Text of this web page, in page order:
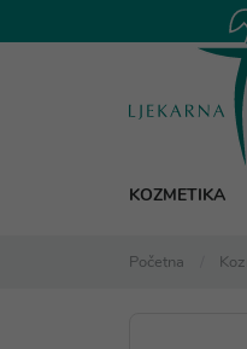
KOZMETIKA
Početna